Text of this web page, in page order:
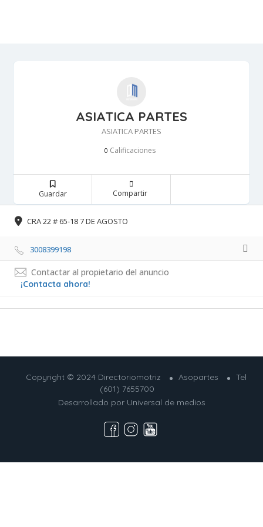
ASIATICA PARTES
ASIATICA PARTES
0 Calificaciones
Guardar Compartir
CRA 22 # 65-18 7 DE AGOSTO
3008399198
Contactar al propietario del anuncio
¡Contacta ahora!
Copyright © 2024 Directoriomotriz Asopartes
Tel
(601) 7655700
Desarrollado por Universal de medios